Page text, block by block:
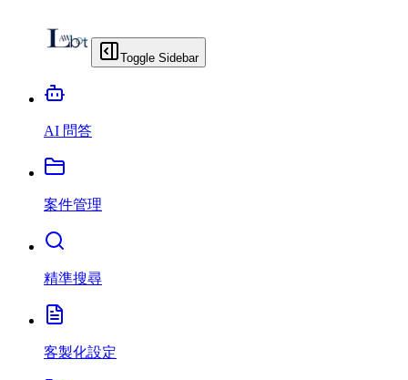
Toggle Sidebar
AI 問答
案件管理
精準搜尋
客製化設定